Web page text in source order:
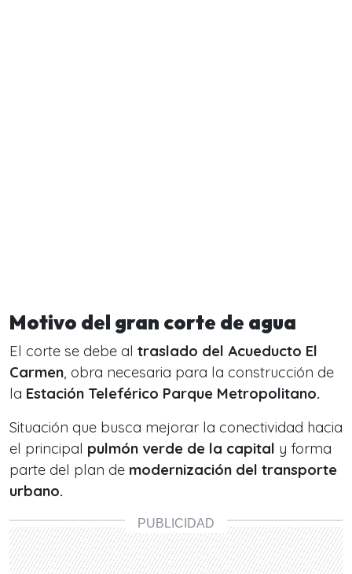
Motivo del gran corte de agua
El corte se debe al traslado del Acueducto El
Carmen, obra necesaria para la construcción de
la Estación Teleférico Parque Metropolitano.
Situación que busca mejorar la conectividad hacia
el principal pulmón verde de la capital y forma
parte del plan de modernización del transporte
urbano.